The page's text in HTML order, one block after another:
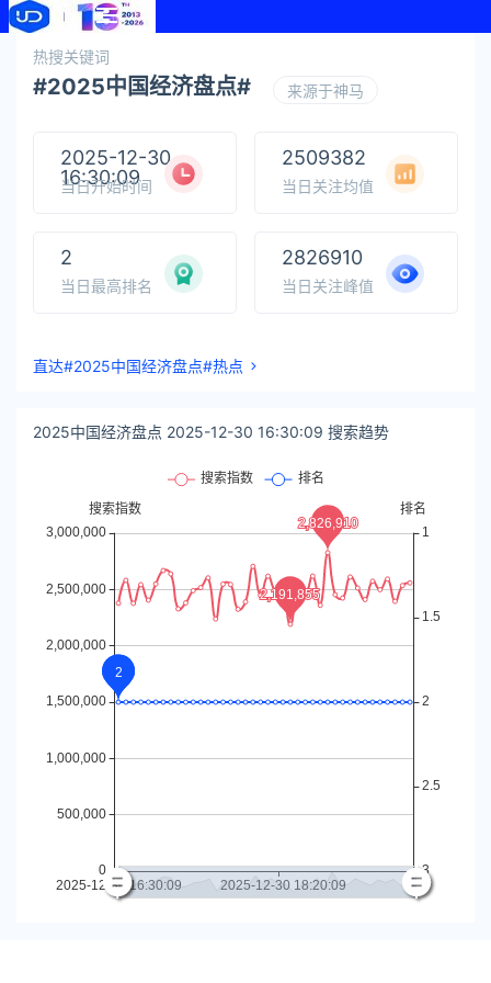
热搜关键词
#2025中国经济盘点# 来源于神马
2025-12-30
16:30:09
当日开始时间
2509382
当日关注均值
2
当日最高排名
2826910
当日关注峰值
直达#2025中国经济盘点#热点
2025中国经济盘点 2025-12-30 16:30:09 搜索趋势